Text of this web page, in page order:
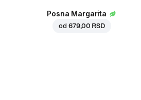
Posna Margarita
od 679,00 RSD